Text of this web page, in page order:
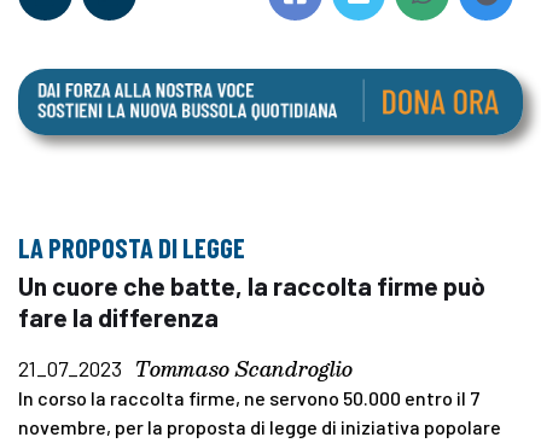
LA PROPOSTA DI LEGGE
Un cuore che batte, la raccolta firme può
fare la differenza
21_07_2023 Tommaso Scandroglio
In corso la raccolta firme, ne servono 50.000 entro il 7
novembre, per la proposta di legge di iniziativa popolare